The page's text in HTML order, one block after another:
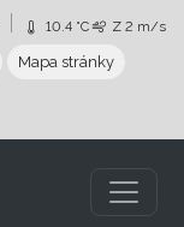
10.4 °C Z 2 m/s
Mapa stránky